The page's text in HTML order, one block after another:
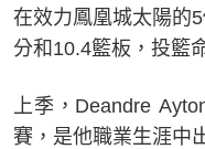
在效力鳳凰城太陽的
分和10.4籃板，投籃
上季，Deandre
賽，是他職業生涯中